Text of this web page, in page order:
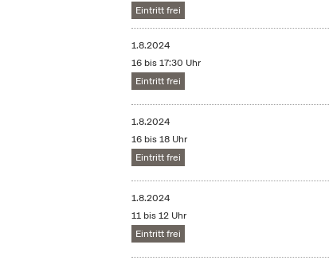
Eintritt frei
1.8.2024
16 bis 17:30 Uhr
Eintritt frei
1.8.2024
16 bis 18 Uhr
Eintritt frei
1.8.2024
11 bis 12 Uhr
Eintritt frei